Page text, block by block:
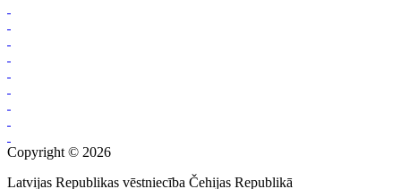
Copyright © 2026
Latvijas Republikas vēstniecība Čehijas Republikā